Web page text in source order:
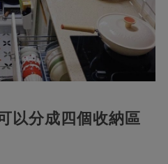
以分成四個收納區